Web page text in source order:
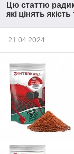
Цю статтю
які цінять
21.04.2024